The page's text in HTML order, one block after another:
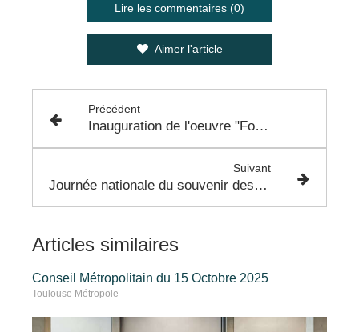
Lire les commentaires (0)
Aimer l'article
Précédent
Inauguration de l'oeuvre "Formation" de Sophie Dubos - 19 Avril 2023
Suivant
Journée nationale du souvenir des victimes et des héros de la déportation - 30 Avril 2023
Articles similaires
Conseil Métropolitain du 15 Octobre 2025
Toulouse Métropole